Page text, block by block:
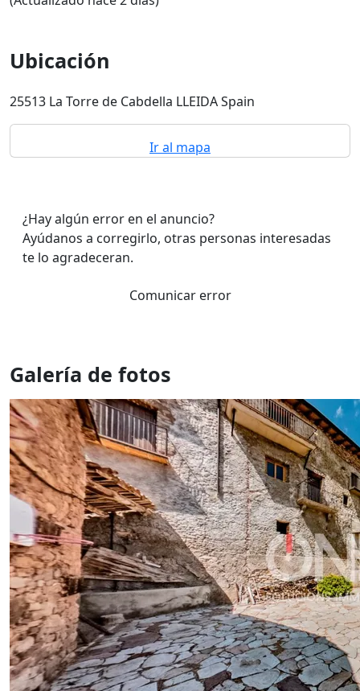
Ubicación
25513 La Torre de Cabdella LLEIDA Spain
Ir al mapa
¿Hay algún error en el anuncio?
Ayúdanos a corregirlo, otras personas interesadas
te lo agradeceran.
Comunicar error
Galería de fotos